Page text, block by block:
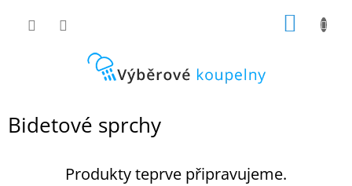
Bidetové sprchy
Produkty teprve připravujeme.